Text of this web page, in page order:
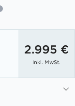
2.995 €
Inkl. MwSt.